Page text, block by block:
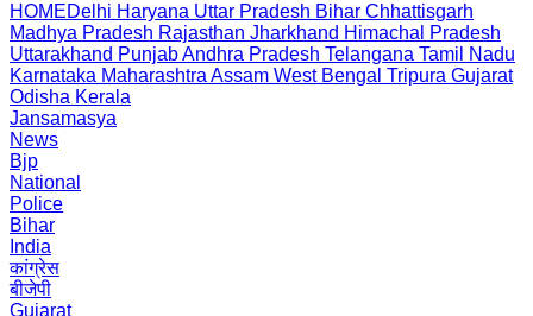
HOMEDelhi Haryana Uttar Pradesh Bihar Chhattisgarh
Madhya Pradesh Rajasthan Jharkhand Himachal Pradesh
Uttarakhand PunjabAndhra Pradesh Telangana Tamil Nadu
Karnataka Maharashtra Assam West Bengal Tripura Gujarat
Odisha Kerala
Jansamasya
News
Bjp
National
Police
Bihar
India
कांग्रेस
बीजेपी
Gujarat